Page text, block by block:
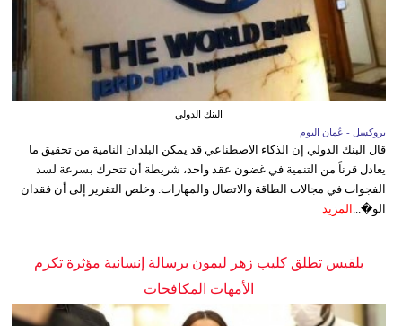
البنك الدولي
بروكسل - عُمان اليوم
قال البنك الدولي إن الذكاء الاصطناعي قد يمكن البلدان النامية من تحقيق ما
يعادل قرناً من التنمية في غضون عقد واحد، شريطة أن تتحرك بسرعة لسد
الفجوات في مجالات الطاقة والاتصال والمهارات. وخلص التقرير إلى أن فقدان
الو�... المزيد
بلقيس تطلق كليب زهر ليمون برسالة إنسانية مؤثرة تكرم
الأمهات المكافحات